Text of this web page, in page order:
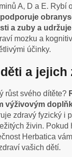
A, D a E. Rybí
podporuje
a zuby a
mozku a
účinky.
a jejich
růst svého dítěte?
výživovým
zdravý fyzický i
živin. Pokud
Herbatica
vašich dětí.